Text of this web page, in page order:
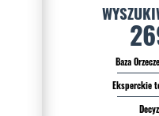
Baza
Eksperckie